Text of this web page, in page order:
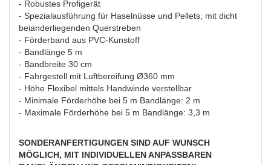
- Robustes Profigerät
- Spezialausführung für Haselnüsse und Pellets, mit dicht
beianderliegenden Querstreben
- Förderband aus PVC-Kunstoff
- Bandlänge 5 m
- Bandbreite 30 cm
- Fahrgestell mit Luftbereifung Ø360 mm
- Höhe Flexibel mittels Handwinde verstellbar
- Minimale Förderhöhe bei 5 m Bandlänge: 2 m
- Maximale Förderhöhe bei 5 m Bandlänge: 3,3 m
SONDERANFERTIGUNGEN SIND AUF WUNSCH
MÖGLICH, MIT INDIVIDUELLEN ANPASSBAREN